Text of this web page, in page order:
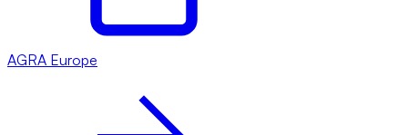
AGRA Europe